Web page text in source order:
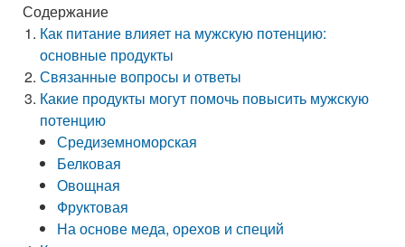
Содержание
Как питание влияет на мужскую потенцию:
основные продукты
Связанные вопросы и ответы
Какие продукты могут помочь повысить мужскую
потенцию
Средиземноморская
Белковая
Овощная
Фруктовая
На основе меда, орехов и специй